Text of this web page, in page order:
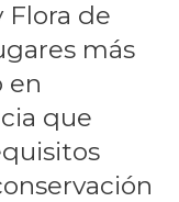
Flora de
más
en
que